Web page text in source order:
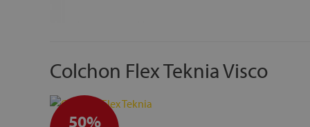
Colchon Flex Teknia Visco
50%